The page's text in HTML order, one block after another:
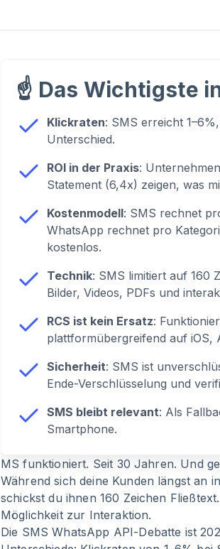
☝️ Das Wichtigste
Klickraten: SMS erreicht
Unterschied.
ROI in der Praxis:
Statement (6,4x) zeigen, was
Kostenmodell: SMS rechnet
WhatsApp rechnet pro
kostenlos.
Technik: SMS limitiert auf 160
Bilder, Videos, PDFs und
RCS ist kein Ersatz:
plattformübergreifend auf iOS,
Sicherheit: SMS ist
Ende-Verschlüsselung und
SMS bleibt relevant: Als
Smartphone.
MS funktioniert. Seit 30 Jahren. Und
Während sich deine Kunden längst an
schickst du ihnen 160 Zeichen
Möglichkeit zur Interaktion.
Die SMS WhatsApp API-Debatte ist